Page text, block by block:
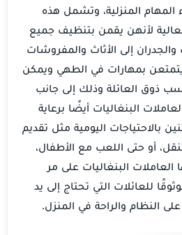
المهام المنزلية، وتشمل هذه
لأنهن يقمن بتنظيف جميع
إلى الأثاث والمفروشات
بمهارات في الطهي ويمكن
ذوق العائلة وذلك إلى جانب
البنغاليات أيضًا برعاية
بالاحتياجات اليومية مثل تقديم
أو حتى اللعب مع الأطفال،
العاملات البنغاليات على مر
للعائلات التي تحتاج إلى يد
النظام والراحة في المنزل.